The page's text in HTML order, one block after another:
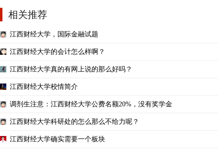
相关推荐
江西财经大学，国际金融试题
江西财经大学的会计怎么样啊？
江西财经大学真的有网上说的那么好吗？
江西财经大学校情简介
调剂生注意：江西财经大学公费名额20%，没有奖学金
江西财经大学科研处的怎么那么不给力呢？
江西财经大学确实需要一个板块